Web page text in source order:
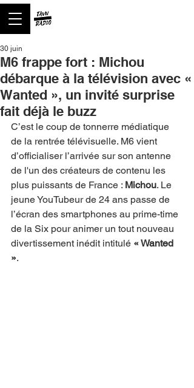
M6 frappe fort : Michou
débarque à la télévision avec «
Wanted », un invité surprise
fait déjà le buzz
30 juin
C’est le coup de tonnerre médiatique
de la rentrée télévisuelle. M6 vient
d’officialiser l’arrivée sur son antenne
de l'un des créateurs de contenu les
plus puissants de France : Michou. Le
jeune YouTubeur de 24 ans passe de
l’écran des smartphones au prime-time
de la Six pour animer un tout nouveau
divertissement inédit intitulé « Wanted
».